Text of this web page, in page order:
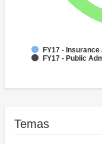
FY17 -
FY17 - Public
Temas